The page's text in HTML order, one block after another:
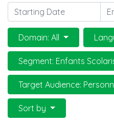
Domain: All
Segment: Enfants
Target Audience:
Sort by